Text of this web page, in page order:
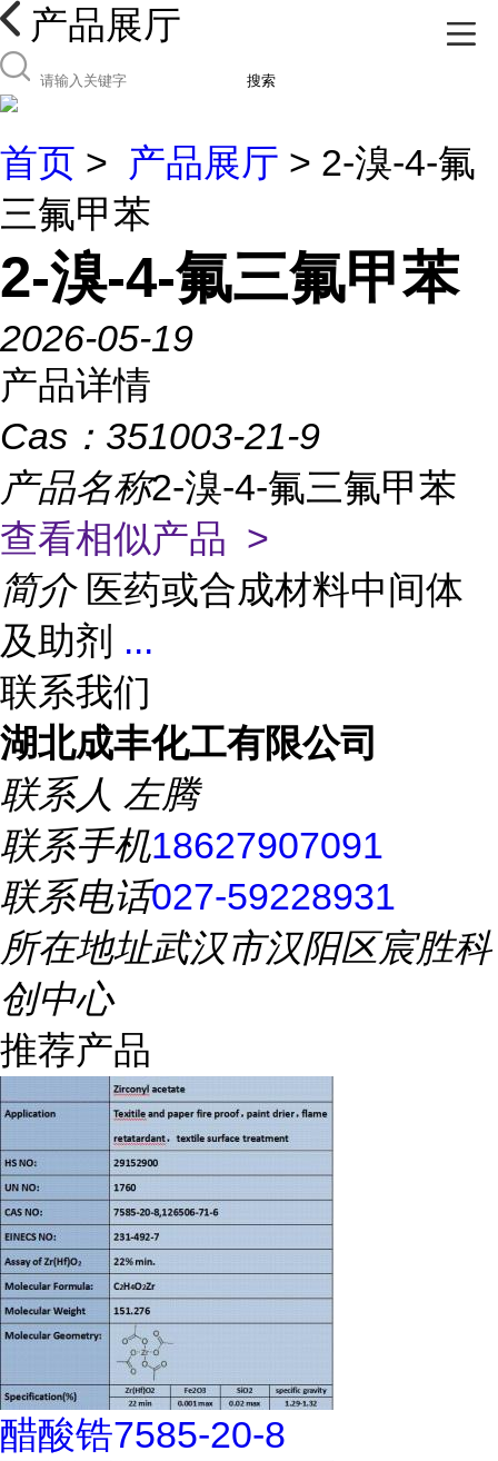
产品展厅
搜索
首页 > 产品展厅 > 2-溴-4-氟
三氟甲苯
2-溴-4-氟三氟甲苯
2026-05-19
产品详情
Cas： 351003-21-9
产品名称2-溴-4-氟三氟甲苯
查看相似产品 >
简介 医药或合成材料中间体
及助剂 ...
联系我们
湖北成丰化工有限公司
联系人 左腾
联系手机18627907091
联系电话027-59228931
所在地址武汉市汉阳区宸胜科
创中心
推荐产品
醋酸锆7585-20-8